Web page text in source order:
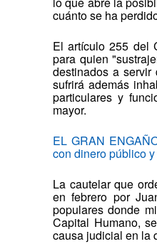
cuánto se ha
El artículo 255 del
para quien
destinados a
sufrirá además
particulares y
mayor.
EL GRAN
con dinero público
La cautelar que
en febrero por
populares donde
Capital Humano,
causa judicial en la